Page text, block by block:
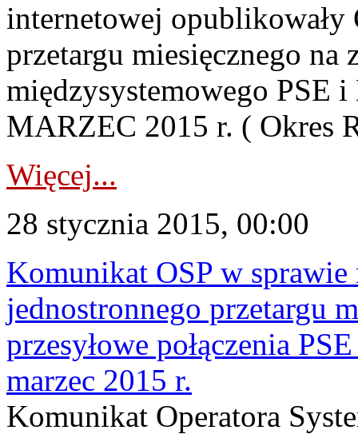
internetowej opublikowały
przetargu miesięcznego na
międzysystemowego PSE
MARZEC 2015 r. ( Okres
Więcej...
28 stycznia 2015, 00:00
Komunikat OSP w sprawie
jednostronnego przetargu
przesyłowe połączenia
marzec 2015 r.
Komunikat Operatora